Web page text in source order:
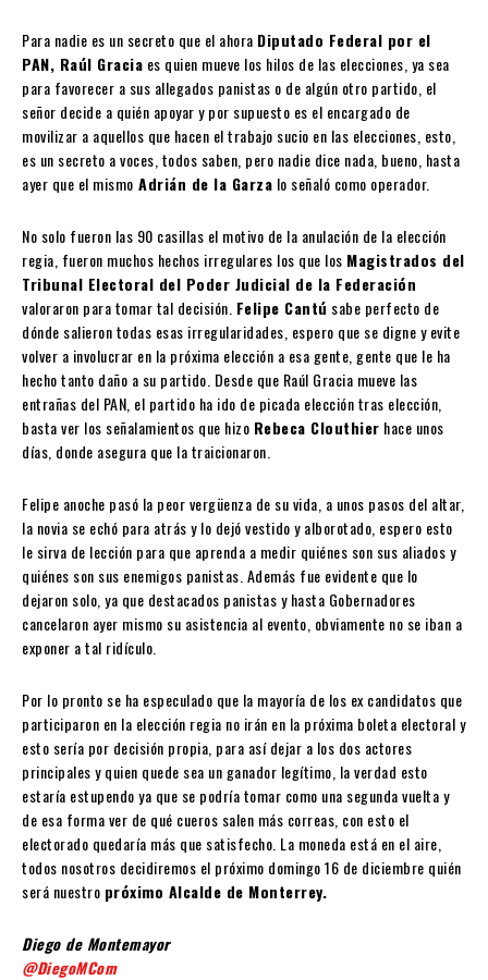
Para nadie es un secreto que el ahora Diputado Federal por el
PAN, Raúl Gracia es quien mueve los hilos de las elecciones, ya sea
para favorecer a sus allegados panistas o de algún otro partido, el
señor decide a quién apoyar y por supuesto es el encargado de
movilizar a aquellos que hacen el trabajo sucio en las elecciones, esto,
es un secreto a voces, todos saben, pero nadie dice nada, bueno, hasta
ayer que el mismo Adrián de la Garza lo señaló como operador.
No solo fueron las 90 casillas el motivo de la anulación de la elección
regia, fueron muchos hechos irregulares los que los Magistrados del
Tribunal Electoral del Poder Judicial de la Federación
valoraron para tomar tal decisión. Felipe Cantú sabe perfecto de
dónde salieron todas esas irregularidades, espero que se digne y evite
volver a involucrar en la próxima elección a esa gente, gente que le ha
hecho tanto daño a su partido. Desde que Raúl Gracia mueve las
entrañas del PAN, el partido ha ido de picada elección tras elección,
basta ver los señalamientos que hizo Rebeca Clouthier hace unos
días, donde asegura que la traicionaron.
Felipe anoche pasó la peor vergüenza de su vida, a unos pasos del altar,
la novia se echó para atrás y lo dejó vestido y alborotado, espero esto
le sirva de lección para que aprenda a medir quiénes son sus aliados y
quiénes son sus enemigos panistas. Además fue evidente que lo
dejaron solo, ya que destacados panistas y hasta Gobernadores
cancelaron ayer mismo su asistencia al evento, obviamente no se iban a
exponer a tal ridículo.
Por lo pronto se ha especulado que la mayoría de los ex candidatos que
participaron en la elección regia no irán en la próxima boleta electoral y
esto sería por decisión propia, para así dejar a los dos actores
principales y quien quede sea un ganador legítimo, la verdad esto
estaría estupendo ya que se podría tomar como una segunda vuelta y
de esa forma ver de qué cueros salen más correas, con esto el
electorado quedaría más que satisfecho. La moneda está en el aire,
todos nosotros decidiremos el próximo domingo 16 de diciembre quién
será nuestro próximo Alcalde de Monterrey.
Diego de Montemayor
@DiegoMCom